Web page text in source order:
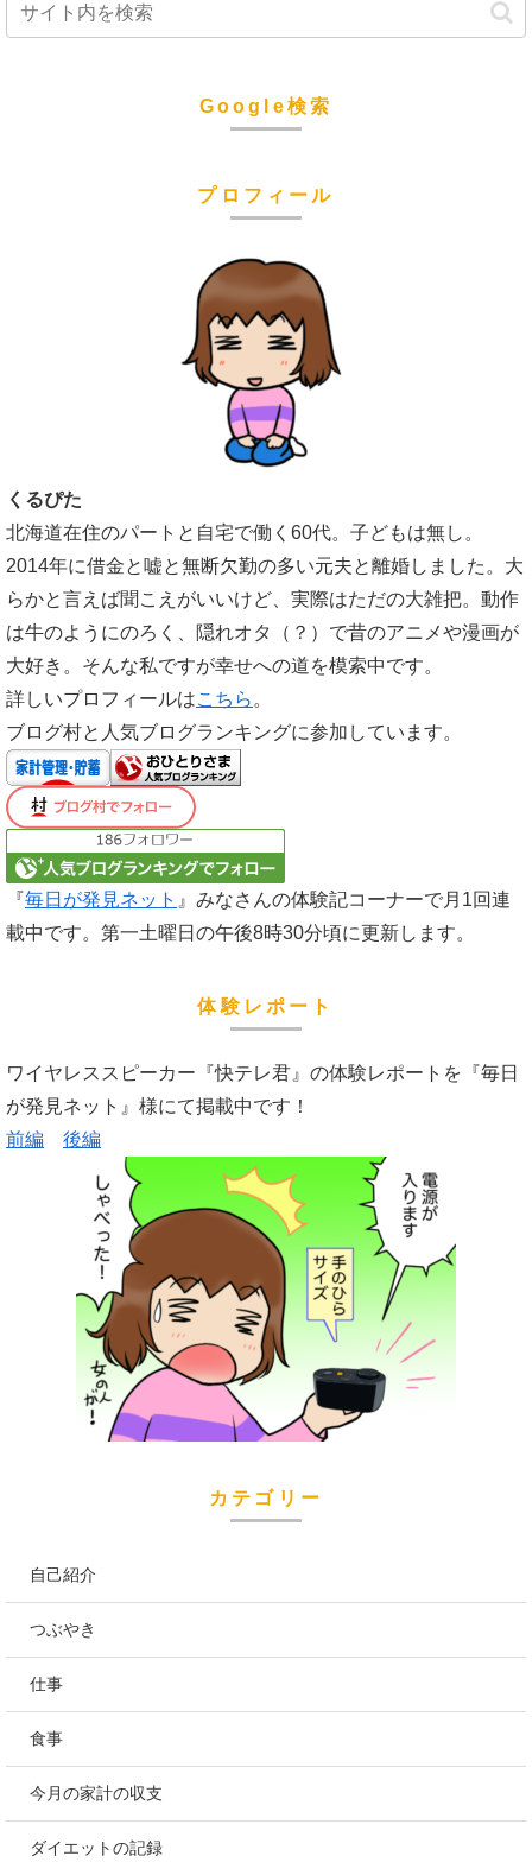
Google検索
プロフィール
くるぴた
北海道在住のパートと自宅で働く60代。子どもは無し。
2014年に借金と嘘と無断欠勤の多い元夫と離婚しました。大
らかと言えば聞こえがいいけど、実際はただの大雑把。動作
は牛のようにのろく、隠れオタ（？）で昔のアニメや漫画が
大好き。そんな私ですが幸せへの道を模索中です。
詳しいプロフィールはこちら 。
ブログ村と人気ブログランキングに参加しています。
『毎日が発見ネット 』みなさんの体験記コーナーで月1回連
載中です。第一土曜日の午後8時30分頃に更新します。
体験レポート
ワイヤレススピーカー『快テレ君』の体験レポートを『毎日
が発見ネット』様にて掲載中です！
前編
後編
カテゴリー
自己紹介
つぶやき
仕事
食事
今月の家計の収支
ダイエットの記録